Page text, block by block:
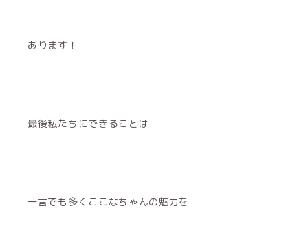
あります！
最後私たちにできることは
一言でも多くここなちゃんの魅力を